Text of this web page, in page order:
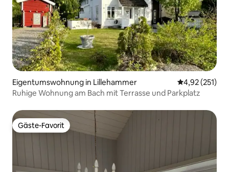
Eigentumswohnung in Lillehammer
4,92 (251)
Ruhige Wohnung am Bach mit Terrasse und Parkplatz
Gäste-Favorit
Gäste-Favorit